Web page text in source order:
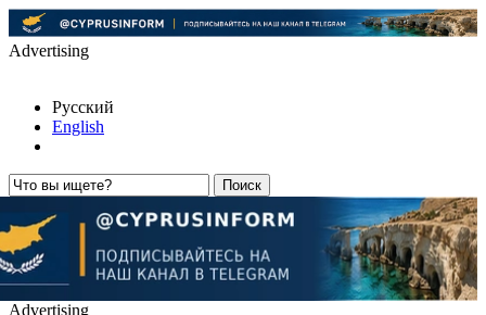
Advertising
Русский
English
Advertising